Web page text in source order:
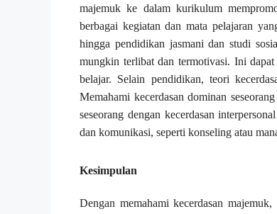
majemuk ke dalam kurikulum
berbagai kegiatan dan mata pelajaran
hingga pendidikan jasmani dan studi
mungkin terlibat dan termotivasi. Ini
belajar. Selain pendidikan, teori
Memahami kecerdasan dominan
seseorang dengan kecerdasan
dan komunikasi, seperti konseling atau
Kesimpulan
Dengan memahami kecerdasan